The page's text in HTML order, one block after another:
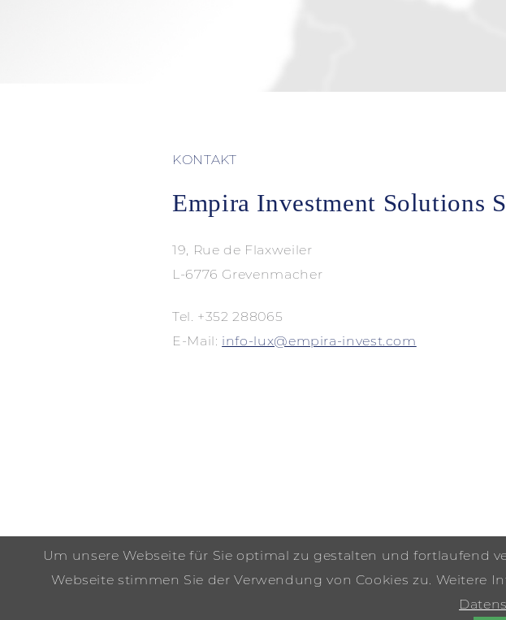
KONTAKT
Empira Investment Solutions
19, Rue de Flaxweiler
L-6776 Grevenmacher
Tel. +352 288065
E-Mail: info-lux@empira-invest.com
Um unsere Webseite für Sie optimal zu gestalten und fortlaufend
Webseite stimmen Sie der Verwendung von Cookies zu. Weitere